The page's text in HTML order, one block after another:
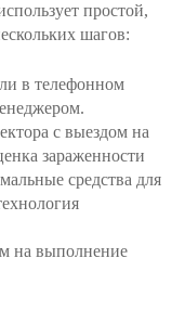
простой,
шагов:
в телефонном
с выездом на
зараженности
средства для
на выполнение